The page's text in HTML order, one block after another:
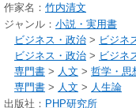
作家名： 竹内清文
ジャンル： 小説・実用書
ビジネス・政治 > ビジネ
ビジネス・政治 > ビジネ
専門書 > 人文 > 哲学・思
専門書 > 人文 > 人生論
出版社： PHP研究所